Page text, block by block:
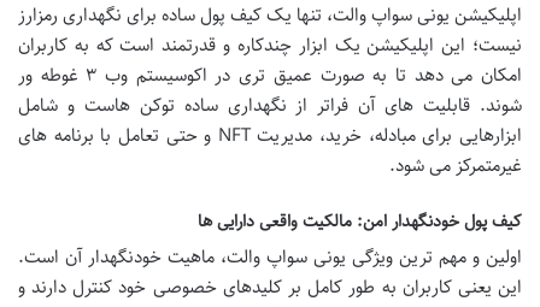
اپلیکیشن یونی سواپ والت، تنها یک کیف پول ساده برای نگهداری رمزارز
نیست؛ این اپلیکیشن یک ابزار چندکاره و قدرتمند است که به کاربران
امکان می دهد تا به صورت عمیق تری در اکوسیستم وب ۳ غوطه ور
شوند. قابلیت های آن فراتر از نگهداری ساده توکن هاست و شامل
ابزارهایی برای مبادله، خرید، مدیریت NFT و حتی تعامل با برنامه های
غیرمتمرکز می شود.
کیف پول خودنگهدار امن: مالکیت واقعی دارایی ها
اولین و مهم ترین ویژگی یونی سواپ والت، ماهیت خودنگهدار آن است.
این یعنی کاربران به طور کامل بر کلیدهای خصوصی خود کنترل دارند و